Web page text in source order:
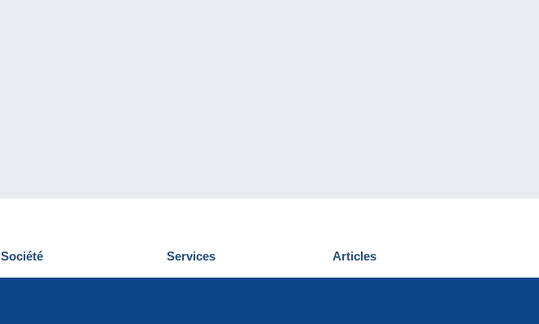
Société
Qui sommes-nous
Services
Découvrir Delcampe
Articles